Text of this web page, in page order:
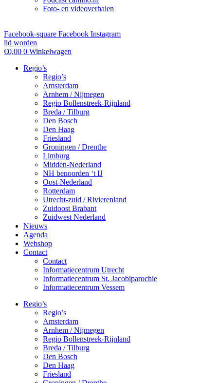
Foto- en videoverhalen
Facebook-square Facebook Instagram
lid worden
€0,00 0 Winkelwagen
Regio’s
Regio’s
Amsterdam
Arnhem / Nijmegen
Regio Bollenstreek-Rijnland
Breda / Tilburg
Den Bosch
Den Haag
Friesland
Groningen / Drenthe
Limburg
Midden-Nederland
NH benoorden ‘t IJ
Oost-Nederland
Rotterdam
Utrecht-zuid / Rivierenland
Zuidoost Brabant
Zuidwest Nederland
Nieuws
Agenda
Webshop
Contact
Contact
Informatiecentrum Utrecht
Informatiecentrum St. Jacobiparochie
Informatiecentrum Vessem
Regio’s
Regio’s
Amsterdam
Arnhem / Nijmegen
Regio Bollenstreek-Rijnland
Breda / Tilburg
Den Bosch
Den Haag
Friesland